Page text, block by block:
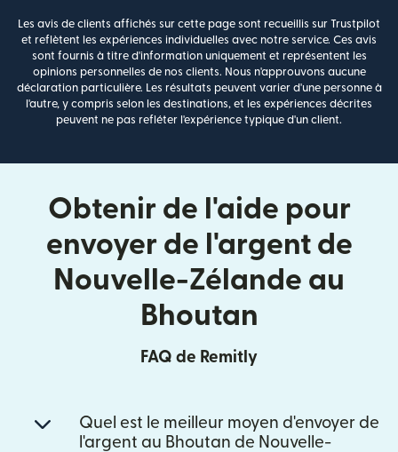
Les avis de clients affichés sur cette page sont recueillis sur Trustpilot
et reflètent les expériences individuelles avec notre service. Ces avis
sont fournis à titre d'information uniquement et représentent les
opinions personnelles de nos clients. Nous n'approuvons aucune
déclaration particulière. Les résultats peuvent varier d'une personne à
l'autre, y compris selon les destinations, et les expériences décrites
peuvent ne pas refléter l'expérience typique d'un client.
Obtenir de l'aide pour
envoyer de l'argent de
Nouvelle-Zélande au
Bhoutan
FAQ de Remitly
Quel est le meilleur moyen d'envoyer de
l'argent au Bhoutan de Nouvelle-